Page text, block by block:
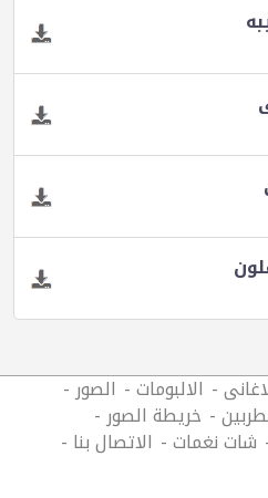
الالبومات الصور
خريطة الصور
شات نغمات الاتصال بنا